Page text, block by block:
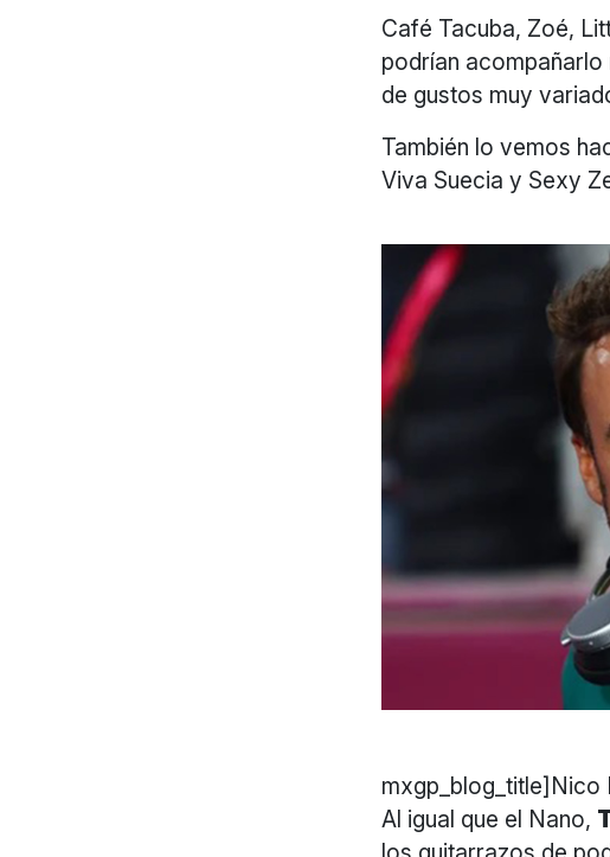
Café Tacuba, Zoé,
podrían acompañarlo
de gustos muy
También lo vemos
Viva Suecia y Sexy
mxgp_blog_title]Nico
Al igual que el Nano,